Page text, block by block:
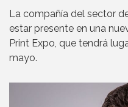
La compañía del sector
estar presente en una
Print Expo, que tendrá
mayo.